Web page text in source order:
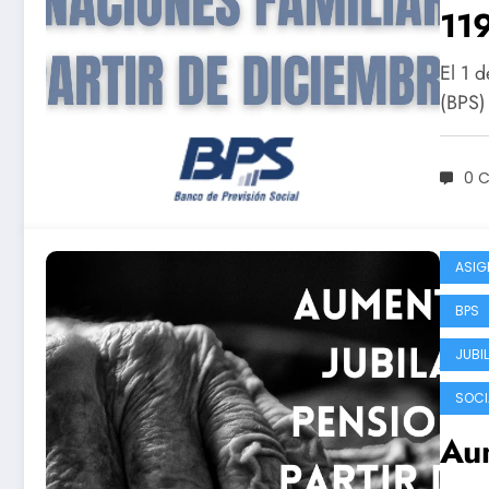
en
El 1
0
BPS